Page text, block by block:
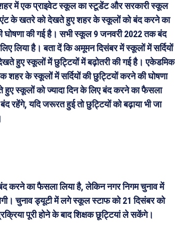
में एक प्राइवेट स्कूल का स्टूडेंट और सरकारी स्कूल
के खतरे को देखते हुए शहर के स्कूलों को बंद करने का
घोषणा की गई है। सभी स्कूल 9 जनवरी 2022 तक बंद
लिया है। बता दें कि अमूमन दिसंबर में स्कूलों में सर्दियों
हुए स्कूलों में छुट्टियों में बढ़ोतरी की गई है। एकेडमिक
शहर के स्कूलों में सर्दियों की छुट्टियों करने की घोषणा
हुए स्कूलों को ज्यादा दिन के लिए बंद करने का फैसला
रहेंगे, यदि जरूरत हुई तो छुट्टियों को बढ़ाया भी जा
करने का फैसला लिया है, लेकिन नगर निगम चुनाव में
चुनाव ड्यूटी में लगे स्कूल स्टाफ को 21 दिसंबर को
पूरी होने के बाद शिक्षक छूट्टियां ले सकेंगे।